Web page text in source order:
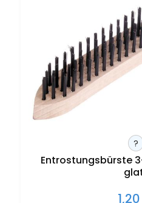
?
Entrostungsbürste